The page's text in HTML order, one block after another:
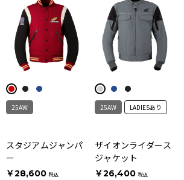
25AW
スタジアムジャンパ
ー
￥28,600 税込
25AW LADIESあり
ザイオンライダース
ジャケット
￥26,400 税込